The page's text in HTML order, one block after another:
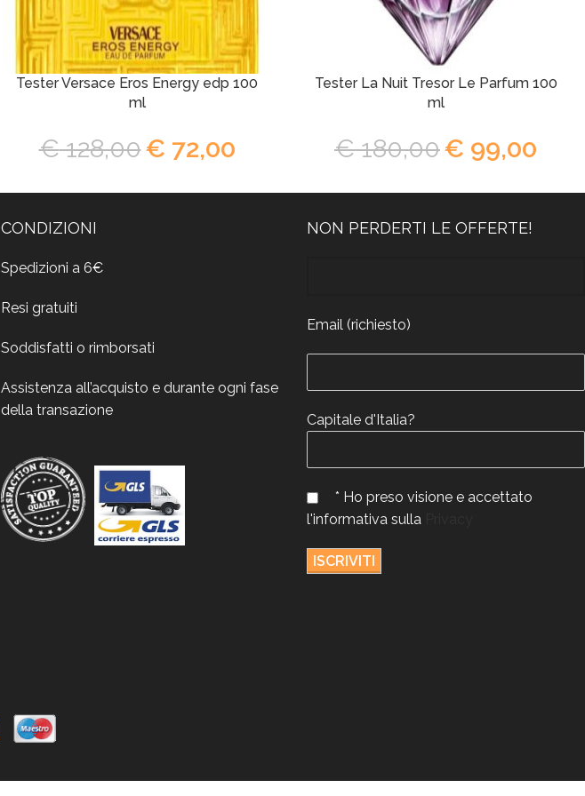
Tester Versace Eros Energy edp 100
ml
€128,00€ 72,00
Tester La Nuit Tresor Le Parfum 100
ml
€180,00€ 99,00
CONDIZIONI
Spedizioni a 6€
Resi gratuiti
Soddisfatti o rimborsati
Assistenza all’acquisto e durante ogni fase
della transazione
NON PERDERTI LE OFFERTE!
Email (richiesto)
Capitale d'Italia?
* Ho preso visione e accettato
l'informativa sulla